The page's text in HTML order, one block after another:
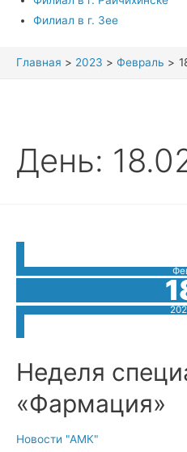
Филиал в г. Зее
Главная 2023 Февраль
День:
Неделя
«Фармация»
Новости "АМК"